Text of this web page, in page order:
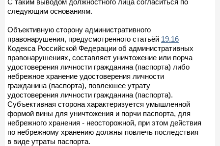
следующим основаниям.
Объективную сторону административного
правонарушения, предусмотренного статьёй 19.16
Кодекса Российской Федерации об административных
правонарушениях, составляет уничтожение или порча
удостоверения личности гражданина (паспорта) либо
небрежное хранение удостоверения личности
гражданина (паспорта), повлекшее утрату
удостоверения личности гражданина (паспорта).
Субъективная сторона характеризуется умышленной
формой вины для уничтожения и порчи паспорта, для
небрежного хранения - неосторожной, при этом действия
по небрежному хранению должны повлечь последствия
в виде утраты паспорта.